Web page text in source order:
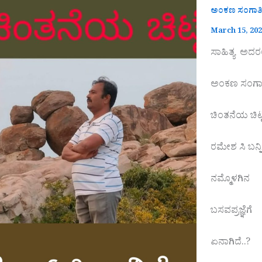
ಅಂಕಣ ಸಂಗಾತಿ
March 15,
ಸಾಹಿತ್ಯ
ಅಂಕಣ
ಚಿಂತನೆಯ
ರಮೇಶ ಸಿ
ನಮ್ಮೊಳಗಿನ
ಬಸವಪ್ರಜ್ಞೆಗೆ
ಏನಾಗಿದೆ..?